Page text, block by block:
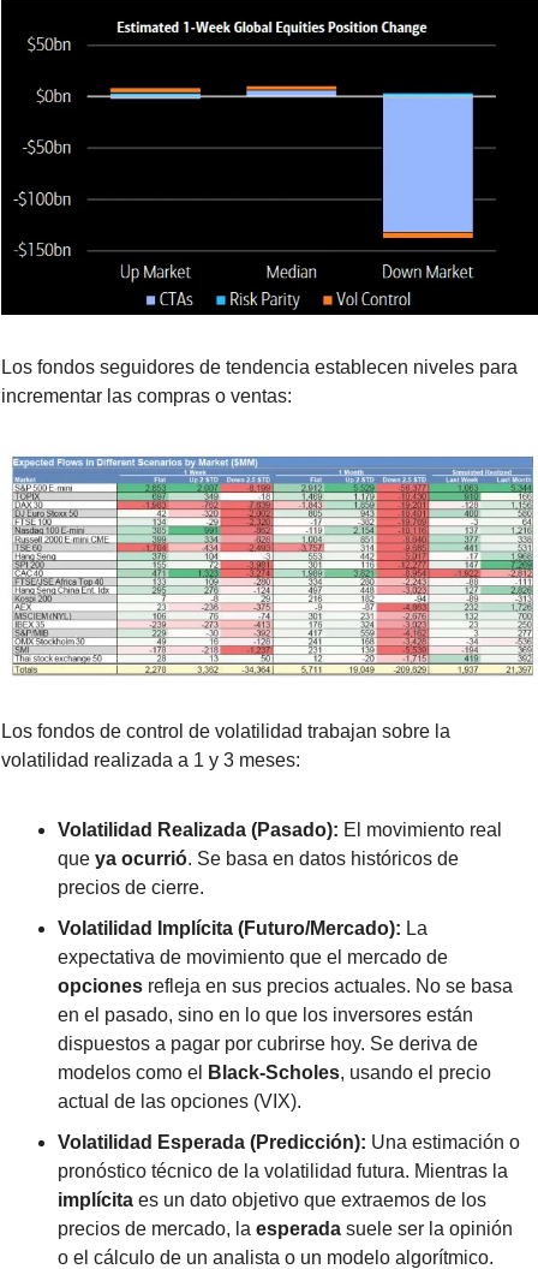
Los fondos seguidores de tendencia establecen niveles para
incrementar las compras o ventas:
Los fondos de control de volatilidad trabajan sobre la
volatilidad realizada a 1 y 3 meses:
Volatilidad Realizada (Pasado): El movimiento real
que ya ocurrió. Se basa en datos históricos de
precios de cierre.
Volatilidad Implícita (Futuro/Mercado): La
expectativa de movimiento que el mercado de
opciones refleja en sus precios actuales. No se basa
en el pasado, sino en lo que los inversores están
dispuestos a pagar por cubrirse hoy. Se deriva de
modelos como el
Black-Scholes, usando el precio
actual de las opciones (VIX).
Volatilidad Esperada (Predicción): Una estimación o
implícita es un dato objetivo que extraemos de los
precios de mercado, la esperada suele ser la opinión
o el cálculo de un analista o un modelo algorítmico.